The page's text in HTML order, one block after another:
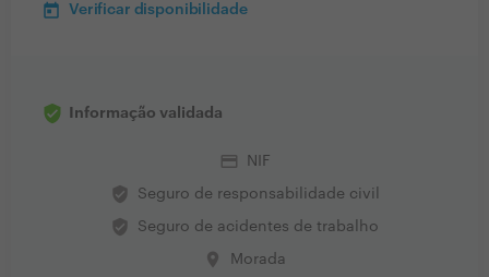
Verificar disponibilidade
Informação validada
credit_card NIF
verified_user Seguro de responsabilidade civil
verified_user Seguro de acidentes de trabalho
place Morada